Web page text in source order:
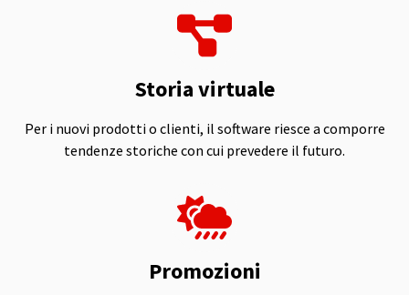
Storia virtuale
Per i nuovi prodotti o clienti, il software riesce a comporre
tendenze storiche con cui prevedere il futuro.
Promozioni